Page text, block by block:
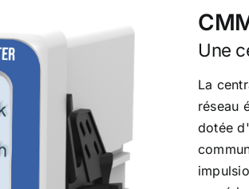
petits
de Mesure Portables
de réseaux portable
de mesure portable pour
de mesure et de contrôle
Data
Station
Une
La
réseau
dotée